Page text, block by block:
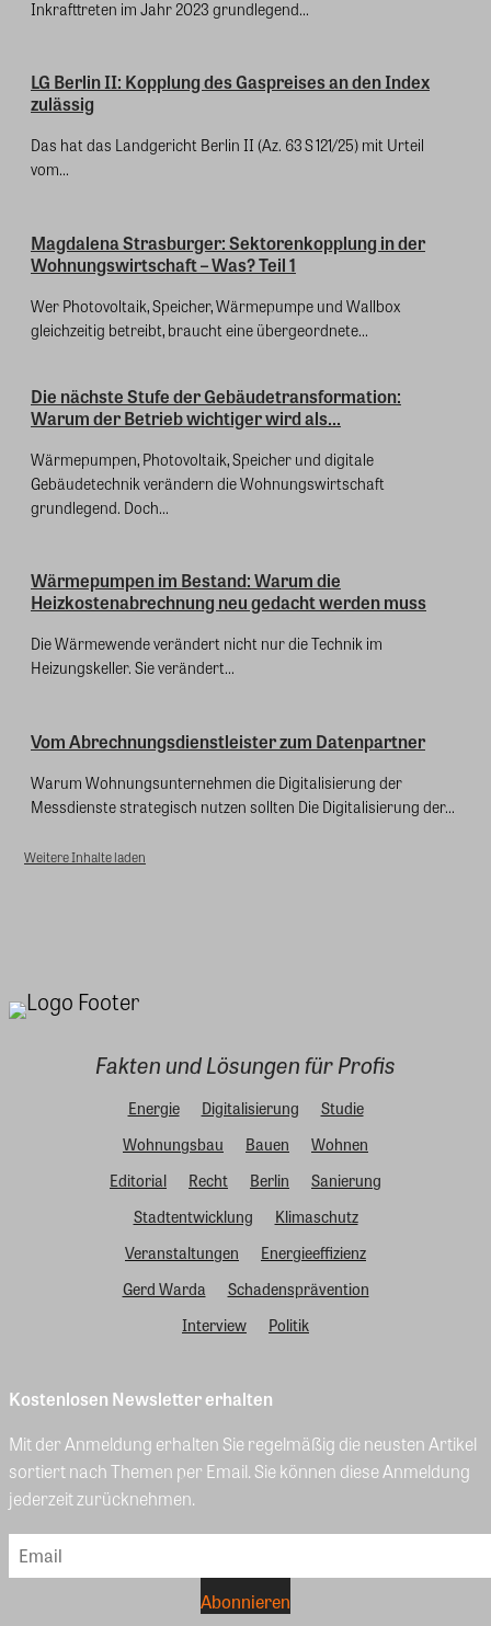
Inkrafttreten im Jahr 2023 grundlegend...
LG Berlin II: Kopplung des Gaspreises an den Index
zulässig
Das hat das Landgericht Berlin II (Az. 63 S 121/25) mit Urteil
vom...
Magdalena Strasburger: Sektorenkopplung in der
Wohnungswirtschaft – Was? Teil 1
Wer Photovoltaik, Speicher, Wärmepumpe und Wallbox
gleichzeitig betreibt, braucht eine übergeordnete...
Die nächste Stufe der Gebäudetransformation:
Warum der Betrieb wichtiger wird als...
Wärmepumpen, Photovoltaik, Speicher und digitale
Gebäudetechnik verändern die Wohnungswirtschaft
grundlegend. Doch...
Wärmepumpen im Bestand: Warum die
Heizkostenabrechnung neu gedacht werden muss
Die Wärmewende verändert nicht nur die Technik im
Heizungskeller. Sie verändert...
Vom Abrechnungsdienstleister zum Datenpartner
Warum Wohnungsunternehmen die Digitalisierung der
Messdienste strategisch nutzen sollten Die Digitalisierung der...
Weitere Inhalte laden
Fakten und Lösungen für Profis
Energie Digitalisierung
Studie
Wohnungsbau
Bauen
Wohnen
Editorial
Recht Berlin
Sanierung
Stadtentwicklung
Klimaschutz
Veranstaltungen
Energieeffizienz
Gerd Warda
Schadensprävention
Interview
Politik
Kostenlosen Newsletter erhalten
Mit der Anmeldung erhalten Sie regelmäßig die neusten Artikel
sortiert nach Themen per Email. Sie können diese Anmeldung
jederzeit zurücknehmen.